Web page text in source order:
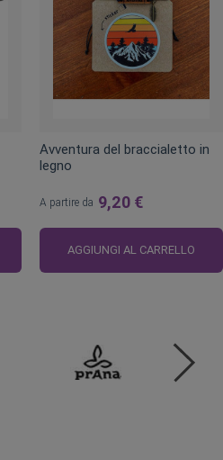
Avventura del braccialetto in
legno
A partire da 9,20 €
AGGIUNGI AL CARRELLO